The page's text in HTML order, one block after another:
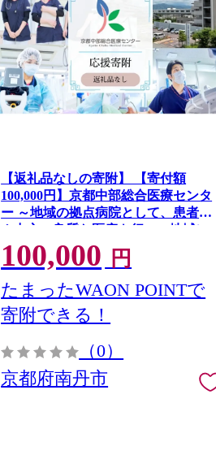
【返礼品なしの寄附】 【寄付額
100,000円】京都中部総合医療センタ
ー ～地域の拠点病院として、患者さ
ん中心の良質な医療を行い、地域に
愛され信頼される病院を目指す～
100,000 円
たまったWAON POINTで
寄附できる！
（0）
京都府南丹市